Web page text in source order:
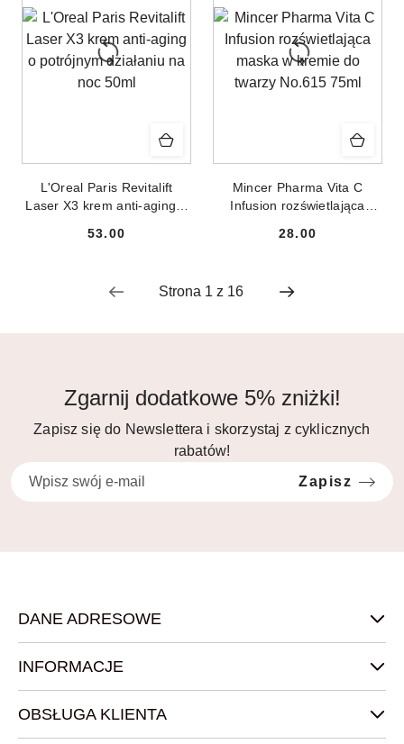
L'Oreal Paris Revitalift
Laser X3 krem anti-aging o
50mlCena:
53.00
Mincer Pharma Vita C
Infusion rozświetlająca
No.615 75ml
Cena:
28.00
Zgarnij dodatkowe 5% zniżki!
Zapisz się do Newslettera i skorzystaj z cyklicznych
rabatów!
Zapisz
DANE ADRESOWE
INFORMACJE
OBSŁUGA KLIENTA